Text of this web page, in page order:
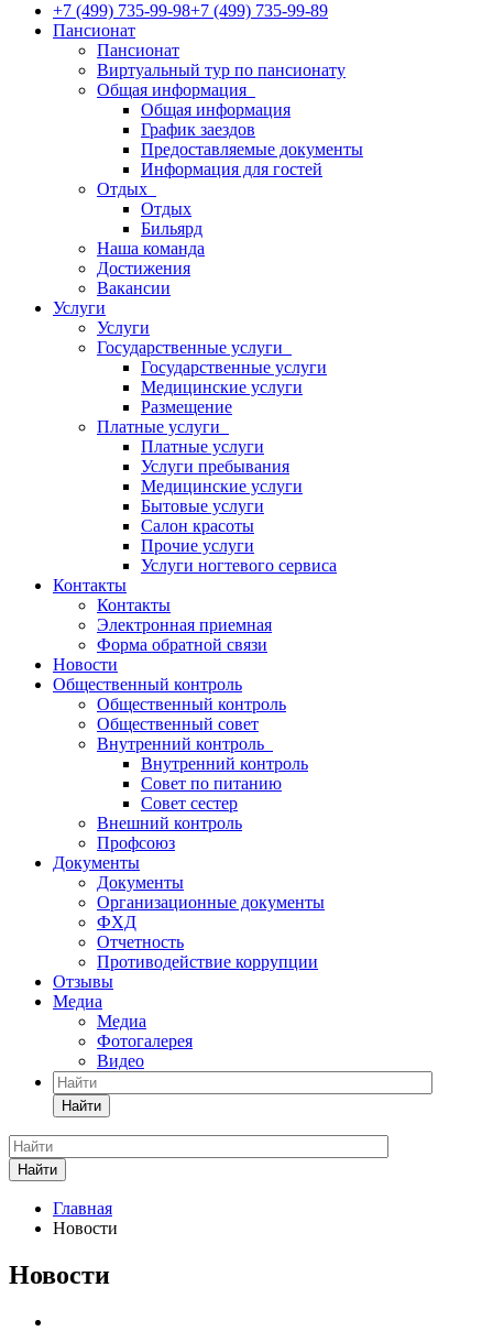
+7 (499) 735-99-98+7 (499) 735-99-89
Пансионат
Пансионат
Виртуальный тур по пансионату
Общая информация
Общая информация
График заездов
Предоставляемые документы
Информация для гостей
Отдых
Отдых
Бильярд
Наша команда
Достижения
Вакансии
Услуги
Услуги
Государственные услуги
Государственные услуги
Медицинские услуги
Размещение
Платные услуги
Платные услуги
Услуги пребывания
Медицинские услуги
Бытовые услуги
Салон красоты
Прочие услуги
Услуги ногтевого сервиса
Контакты
Контакты
Электронная приемная
Форма обратной связи
Новости
Общественный контроль
Общественный контроль
Общественный совет
Внутренний контроль
Внутренний контроль
Совет по питанию
Совет сестер
Внешний контроль
Профсоюз
Документы
Документы
Организационные документы
ФХД
Отчетность
Противодействие коррупции
Отзывы
Медиа
Медиа
Фотогалерея
Видео
Найти
Найти
Главная
Новости
Новости